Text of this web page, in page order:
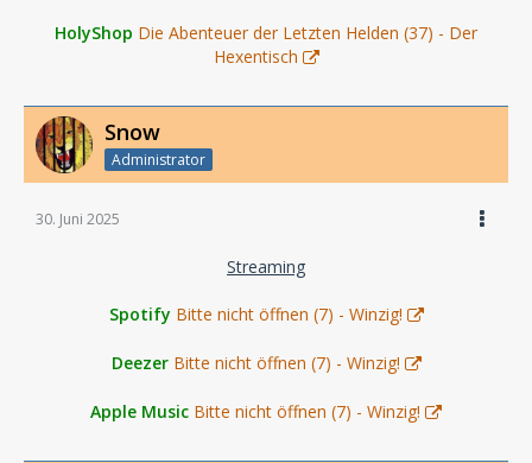
HolyShop Die Abenteuer der Letzten Helden (37) - Der
Hexentisch
Snow
Administrator
30. Juni 2025
Streaming
Spotify Bitte nicht öffnen (7) - Winzig!
Deezer Bitte nicht öffnen (7) - Winzig!
Apple Music Bitte nicht öffnen (7) - Winzig!